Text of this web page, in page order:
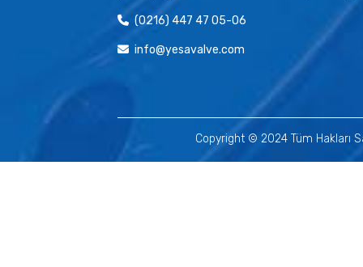
(0216) 447 47 05-06
info@yesavalve.com
Copyright © 2024 Tüm Hakları